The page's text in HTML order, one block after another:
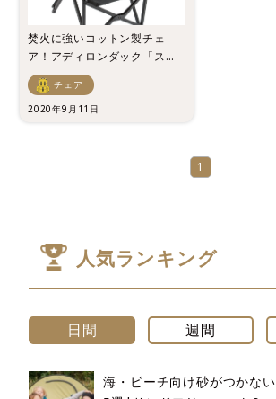
焚火に強いコットン製チェ
ア！アディロンダック「スモ
ールキャンパーズチェア」の
魅力を徹底解説！
チェア
2020年9月11日
1
人気ランキング
日間 週間
海・ビーチ向け砂がつかな